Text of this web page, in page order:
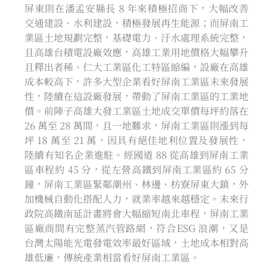
屏東則在潘孟安縣長 8 年來積極招商下，大幅改善
交通建設、水利建設，積極發展再生能源；而屏南工
業區土地規劃完整，基礎電力、汙水處理系統完整，
且高雄台積電設廠效應，高雄工業用地價格大幅攀升
且釋出者稀、仁大工業區化工特區縮編，設廠在高雄
成本較高下，許多大型企業看好屏南工業區未來發展
性，陸續在這設廠發展，帶動了屏南工業區的工業地
價。前陣子高雄大發工業區土地成交單價每坪約落在
26 萬至 28 萬間，且一地難求，屏南工業區則漲到每
坪 18 萬至 21 萬，因具有絕佳地利位置及發展性，
陸續有知名企業進駐。經國道 88 從高雄到屏南工業
區車程約 45 分，從左營高鐵到屏南工業區約 65 分
鐘，屏南工業區緊鄰潮州、林邊、枋寮屏東大鎮，外
加機械自動化搭配人力，就業率越來越穩定。未來行
政院高鐵南延計畫將會大幅縮短南北車程，屏南工業
區廠商間有完整蒸汽管路網，符合ESG 浪潮，又是
台灣太陽能光電發電效率最好區域，土地成本相對高
雄低廉，傳統產業相當看好屏南工業區。